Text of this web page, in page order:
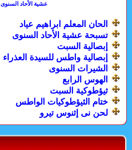
عشية الأحاد السنوى
الحان المعلم ابراهيم عياد
تسبحة عشية الأحاد السنوى
إبصالية السبت
إبصالية واطس للسيدة العذراء
الشيرات السنوى
الهوس الرابع
ثيؤطوكية السبت
ختام الثيؤطوكيات الواطس
لحن نى إثنوس تيرو